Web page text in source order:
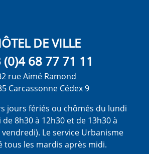
DE VILLE
(0)4 68 77 71 11
rue Aimé Ramond
Carcassonne Cédex 9
jours fériés ou chômés du lundi
8h30 à 12h30 et de 13h30 à
vendredi). Le service Urbanisme
tous les mardis après midi.